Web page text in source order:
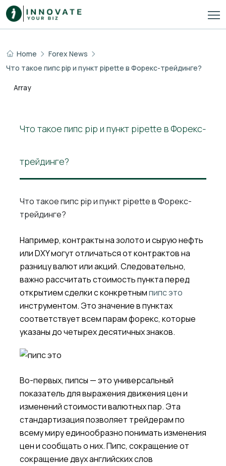
Home
Forex News
Что такое пипс pip и пункт pipette в Форекс-трейдинге?
Array
Что такое пипс pip и пункт pipette в Форекс-
трейдинге?
Что такое пипс pip и пункт pipette в Форекс-
трейдинге?
Например, контракты на золото и сырую нефть
или DXY могут отличаться от контрактов на
разницу валют или акций. Следовательно,
важно рассчитать стоимость пункта перед
открытием сделки с конкретнымпипс это
инструментом. Это значение в пунктах
соответствует всем парам форекс, которые
указаны до четырех десятичных знаков.
Во-первых, пипсы — это универсальный
показатель для выражения движения цен и
изменений стоимости валютных пар. Эта
стандартизация позволяет трейдерам по
всему миру единообразно понимать изменения
цен и сообщать о них. Пипс, сокращение от
сокращение двух английских слов